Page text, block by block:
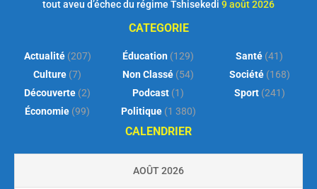
tout aveu d’échec du régime Tshisekedi 9 août 2026
CATEGORIE
Actualité(207)
Culture (7)
Découverte (2)
Économie (99)
Éducation (129)
Non Classé (54)
Podcast (1)
Politique(1 380)
Santé (41)
Société(168)
Sport(241)
CALENDRIER
AOÛT 2026